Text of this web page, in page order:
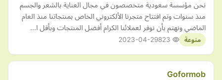
نحن مؤسسة سعودية متخصصون في مجال العناية بالشعر والجسم
منذ سنوات وتم افتتاح متجرنا الألكتروني الخاص بمنتجاتنا منذ العام
الماضي ونهتم بأن نوفر لعملائنا الكرام أفضل المنتجات وبأقل ا…
منوعة 2023-04-29
Goformob